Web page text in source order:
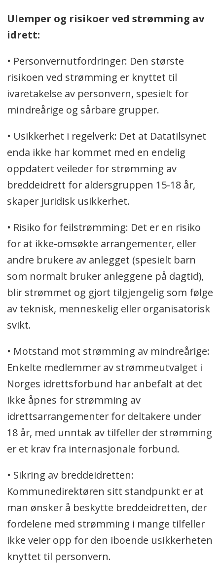
Ulemper og risikoer ved strømming av
idrett:
• Personvernutfordringer: Den største
risikoen ved strømming er knyttet til
ivaretakelse av personvern, spesielt for
mindreårige og sårbare grupper.
• Usikkerhet i regelverk: Det at Datatilsynet
enda ikke har kommet med en endelig
oppdatert veileder for strømming av
breddeidrett for aldersgruppen 15-18 år,
skaper juridisk usikkerhet.
• Risiko for feilstrømming: Det er en risiko
for at ikke-omsøkte arrangementer, eller
andre brukere av anlegget (spesielt barn
som normalt bruker anleggene på dagtid),
blir strømmet og gjort tilgjengelig som følge
av teknisk, menneskelig eller organisatorisk
svikt.
• Motstand mot strømming av mindreårige:
Enkelte medlemmer av strømmeutvalget i
Norges idrettsforbund har anbefalt at det
ikke åpnes for strømming av
idrettsarrangementer for deltakere under
18 år, med unntak av tilfeller der strømming
er et krav fra internasjonale forbund.
• Sikring av breddeidretten:
Kommunedirektøren sitt standpunkt er at
man ønsker å beskytte breddeidretten, der
fordelene med strømming i mange tilfeller
ikke veier opp for den iboende usikkerheten
knyttet til personvern.